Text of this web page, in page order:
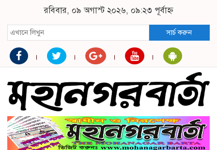
রবিবার, ০৯ অগাস্ট ২০২৬, ০৯:২৩ পূর্বাহ্ন
সার্চ করুন